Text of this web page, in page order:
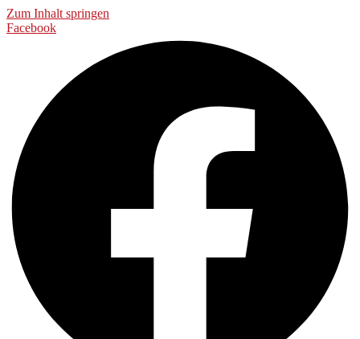
Zum Inhalt springen
Facebook